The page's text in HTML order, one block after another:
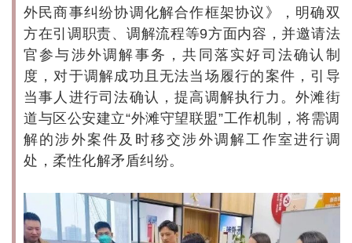
外民商事纠纷协调化解合作框架协议》，明确双
方在引调职责、调解流程等9方面内容，并邀请法
官参与涉外调解事务，共同落实好司法确认制
度，对于调解成功且无法当场履行的案件，引导
当事人进行司法确认，提高调解执行力。外滩街
道与区公安建立“外滩守望联盟”工作机制，将需调
解的涉外案件及时移交涉外调解工作室进行调
处，柔性化解矛盾纠纷。